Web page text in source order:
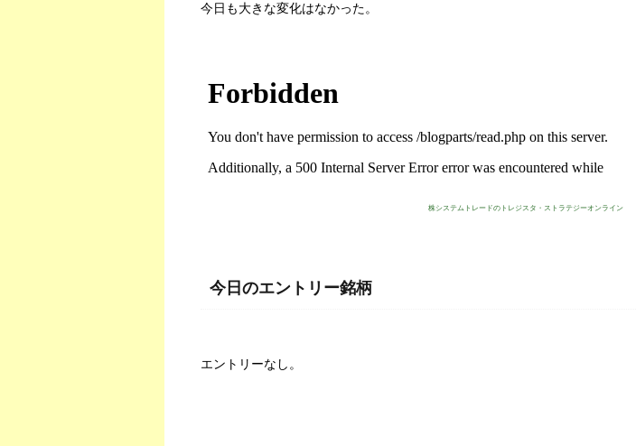
今日も大きな変化はなかった。
株システムトレードのトレジスタ・ストラテジーオンライン
今日のエントリー銘柄
エントリーなし。